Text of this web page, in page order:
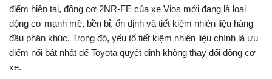
điểm hiện tại, động cơ 2NR-FE của xe Vios mới đang là loại
động cơ mạnh mẽ, bền bỉ, ổn định và tiết kiệm nhiên liệu hàng
đầu phân khúc. Trong đó, yếu tố tiết kiệm nhiên liệu chính là ưu
điểm nổi bật nhất để Toyota quyết định không thay đổi động cơ
xe.